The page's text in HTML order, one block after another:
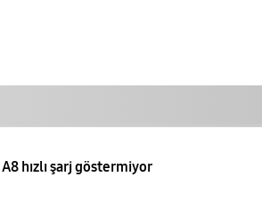
A8 hızlı şarj göstermiyor